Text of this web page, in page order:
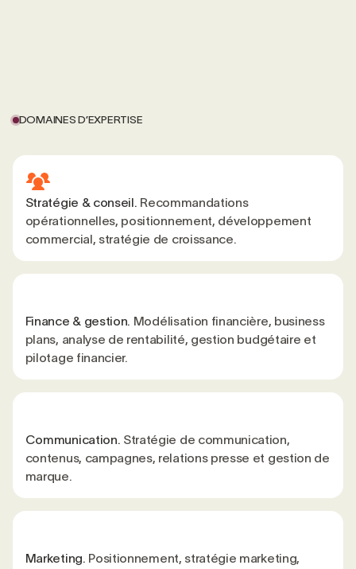
DOMAINES D’EXPERTISE
Stratégie & conseil. Recommandations
opérationnelles, positionnement, développement
commercial, stratégie de croissance.
Finance & gestion. Modélisation financière, business
plans, analyse de rentabilité, gestion budgétaire et
pilotage financier.
Communication. Stratégie de communication,
contenus, campagnes, relations presse et gestion de
marque.
Marketing. Positionnement, stratégie marketing,